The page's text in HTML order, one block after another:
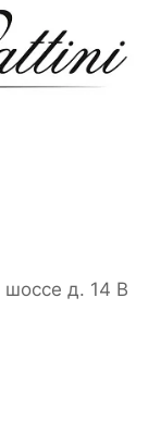
д. 14 В